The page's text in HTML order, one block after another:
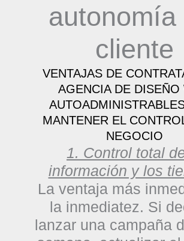
autonomía
cliente
VENTAJAS DE
AGENCIA DE DISEÑO
MANTENER EL
NEGOCIO
1. Control total
información y los
La ventaja más
la inmediatez. Si
lanzar una campaña